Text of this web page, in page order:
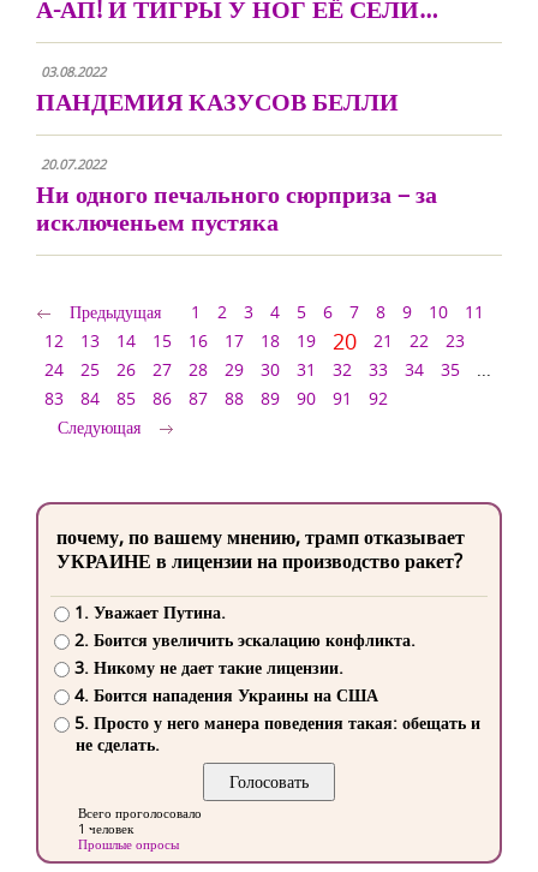
А-АП! И ТИГРЫ У НОГ ЕЁ СЕЛИ…
03.08.2022
ПАНДЕМИЯ КАЗУСОВ БЕЛЛИ
20.07.2022
Ни одного печального сюрприза – за
исключеньем пустяка
Предыдущая 1 2 3 4 5 6 7 8 9 10
11
12
13 14 15 16 17 18 19 20 21 22
23
24
25 26 27 28 29 30 31 32 33 34 35
...
83
84 85 86 87 88 89 90 91
92
Следующая
почему, по вашему мнению, трамп отказывает
УКРАИНЕ в лицензии на производство ракет?
1. Уважает Путина.
2. Боится увеличить эскалацию конфликта.
3. Никому не дает такие лицензии.
4. Боится нападения Украины на США
5. Просто у него манера поведения такая: обещать и
не сделать.
Всего проголосовало
1 человек
Прошлые опросы